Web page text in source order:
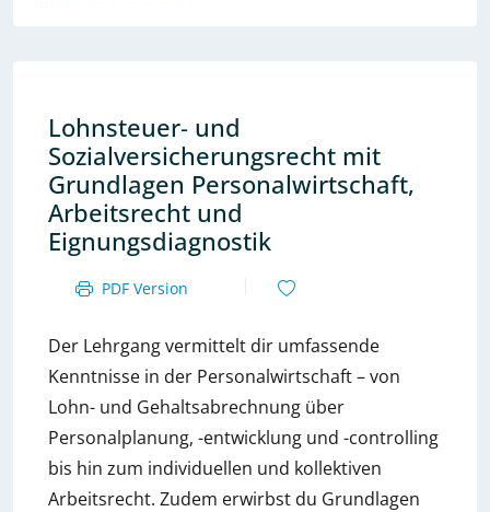
Lohnsteuer‑ und
Sozialversicherungsrecht mit
Grundlagen Personalwirtschaft,
Arbeitsrecht und
Eignungsdiagnostik
PDF Version
Der Lehrgang vermittelt dir umfassende
Kenntnisse in der Personalwirtschaft – von
Lohn- und Gehaltsabrechnung über
Personalplanung, -entwicklung und -controlling
bis hin zum individuellen und kollektiven
Arbeitsrecht. Zudem erwirbst du Grundlagen